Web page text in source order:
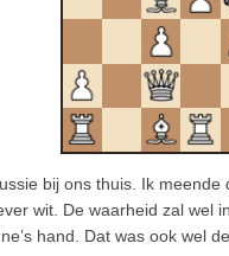
bij ons thuis. Ik
wit. De waarheid zal wel
hand. Dat was ook wel